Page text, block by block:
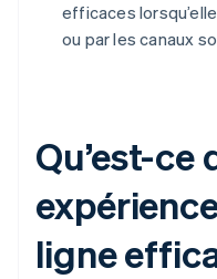
efficaces
ou par les canaux
Qu’est-ce
ligne